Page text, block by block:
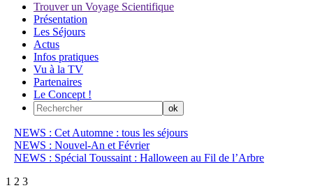
Trouver un Voyage Scientifique
Présentation
Les Séjours
Actus
Infos pratiques
Vu à la TV
Partenaires
Le Concept !
NEWS : Cet Automne : tous les séjours
NEWS : Nouvel-An et Février
NEWS : Spécial Toussaint : Halloween au Fil de l’Arbre
1 2 3